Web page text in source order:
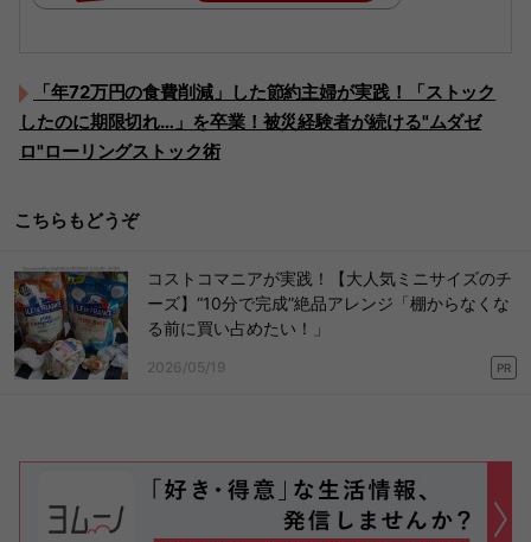
「年72万円の食費削減」した節約主婦が実践！「ストック
したのに期限切れ…」を卒業！被災経験者が続ける"ムダゼ
ロ"ローリングストック術
こちらもどうぞ
コストコマニアが実践！【大人気ミニサイズのチ
ーズ】“10分で完成”絶品アレンジ「棚からなくな
る前に買い占めたい！」
2026/05/19 PR